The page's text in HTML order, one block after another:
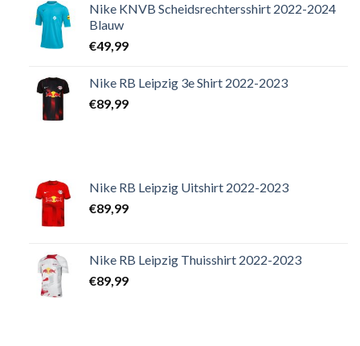
Nike KNVB Scheidsrechtersshirt 2022-2024
Blauw
€49,99
Nike RB Leipzig 3e Shirt 2022-2023
€89,99
Nike RB Leipzig Uitshirt 2022-2023
€89,99
Nike RB Leipzig Thuisshirt 2022-2023
€89,99